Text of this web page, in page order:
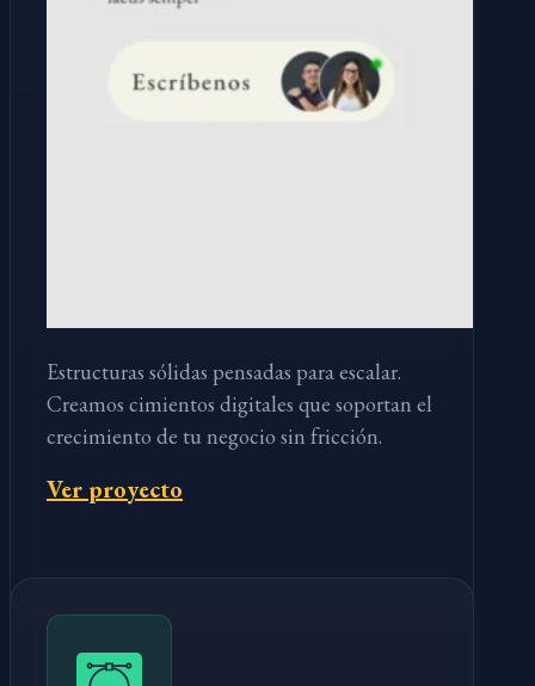
Estructuras sólidas pensadas para escalar.
Creamos cimientos digitales que soportan el
crecimiento de tu negocio sin fricción.
Ver proyecto